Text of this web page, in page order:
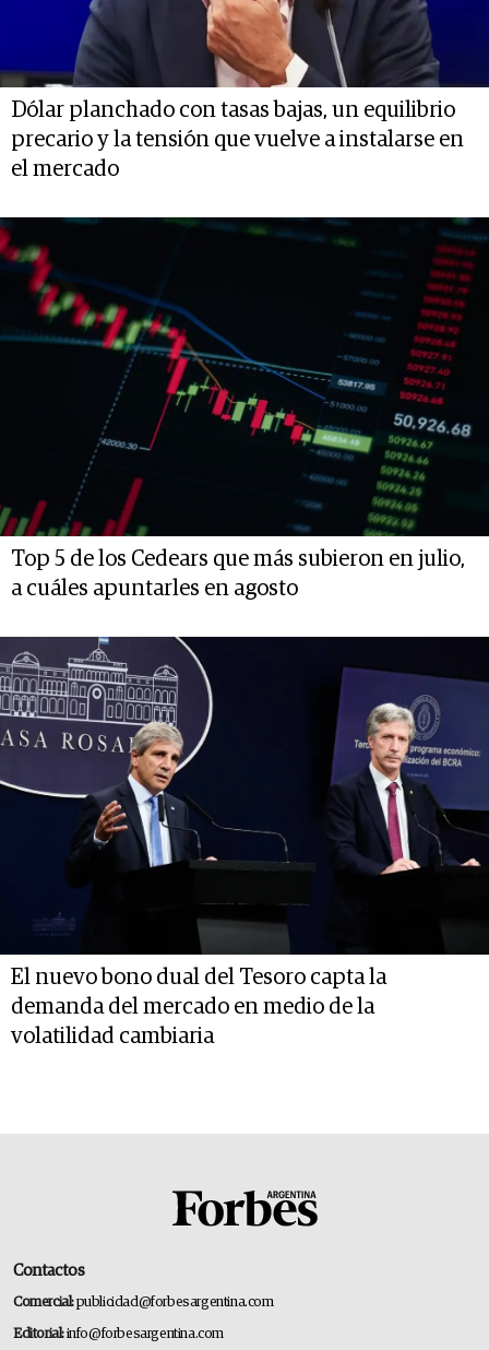
Dólar planchado con tasas bajas, un equilibrio
precario y la tensión que vuelve a instalarse en
el mercado
Top 5 de los Cedears que más subieron en julio,
a cuáles apuntarles en agosto
El nuevo bono dual del Tesoro capta la
demanda del mercado en medio de la
volatilidad cambiaria
Contactos
Comercial:publicidad@forbesargentina.com
Editorial:info@forbesargentina.com